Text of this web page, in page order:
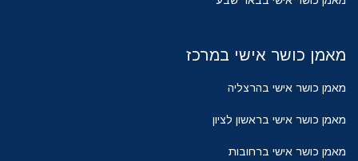
מאמן כושר אישי במרכז
מאמן כושר אישי בהרצליה
מאמן כושר אישי בראשון לציון
מאמן כושר אישי ברחובות